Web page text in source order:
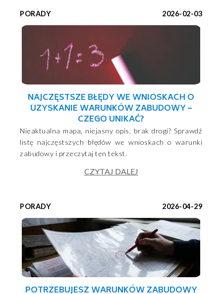
PORADY 2026-02-03
NAJCZĘSTSZE BŁĘDY WE WNIOSKACH O
UZYSKANIE WARUNKÓW ZABUDOWY –
CZEGO UNIKAĆ?
Nieaktualna mapa, niejasny opis, brak drogi? Sprawdź
listę najczęstszych błędów we wnioskach o warunki
zabudowy i przeczytaj ten tekst.
CZYTAJ DALEJ
PORADY 2026-04-29
POTRZEBUJESZ WARUNKÓW ZABUDOWY